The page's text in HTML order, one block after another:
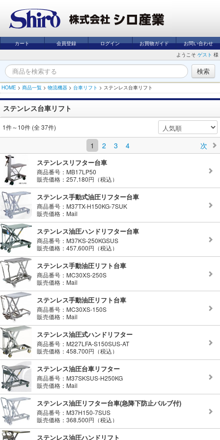
カート 会員登録 ログイン お買物ガイド
お問い合わせ
ようこそ ゲスト 様
HOME > 商品一覧 > 物流機器 > 台車リフト > ステンレス台車リフト
ステンレス台車リフト
1件～10件 (全 37件)
1 2 3 4 次
ステンレスリフター台車
商品番号：MB17LP50
販売価格：257,180円（税込）
ステンレス手動式油圧リフター台車
商品番号：M37TX-H150KG-7SUK
販売価格：Mail
ステンレス油圧ハンドリフター台車
商品番号：M37KS-250KGSUS
販売価格：457,600円（税込）
ステンレス手動油圧リフト台車
商品番号：MC30XS-250S
販売価格：Mail
ステンレス手動油圧リフト台車
商品番号：MC30XS-150S
販売価格：Mail
ステンレス油圧式ハンドリフター
商品番号：M227LFA-S150SUS-AT
販売価格：458,700円（税込）
ステンレス油圧台車リフター
商品番号：M37SKSUS-H250KG
販売価格：Mail
ステンレス油圧リフター台車(急降下防止バルブ付)
商品番号：M37H150-7SUS
販売価格：368,500円（税込）
ステンレス油圧ハンドリフト